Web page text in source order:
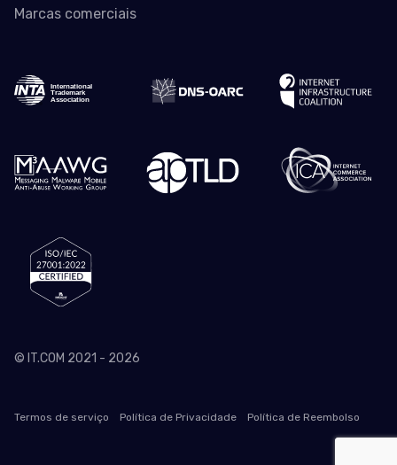
Marcas comerciais
© IT.COM 2021 - 2026
Termos de serviço Política de Privacidade Política de Reembolso